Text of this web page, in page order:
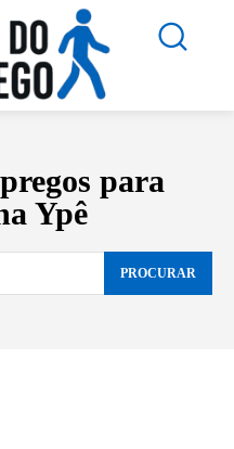
para
Ypê
PROCURAR